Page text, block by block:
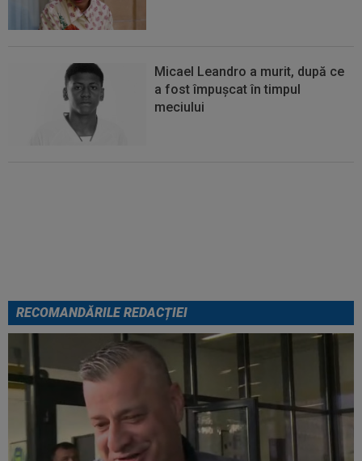
Micael Leandro a murit, după ce
a fost împușcat în timpul
meciului
RECOMANDĂRILE REDACȚIEI